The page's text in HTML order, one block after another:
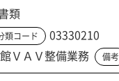
類
類コード 03330210
ＶＡＶ整備業務 備考